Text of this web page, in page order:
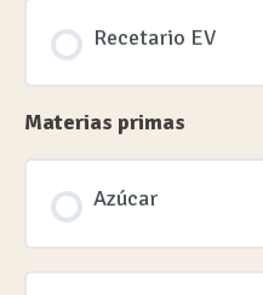
Recetario EV
Materias primas
Azúcar